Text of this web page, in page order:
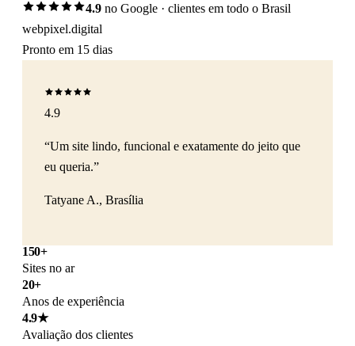
4.9 no Google · clientes em todo o Brasil
webpixel.digital
Pronto em 15 dias
4.9
“Um site lindo, funcional e exatamente do jeito que
eu queria.”
Tatyane A., Brasília
150+
Sites no ar
20+
Anos de experiência
4.9★
Avaliação dos clientes